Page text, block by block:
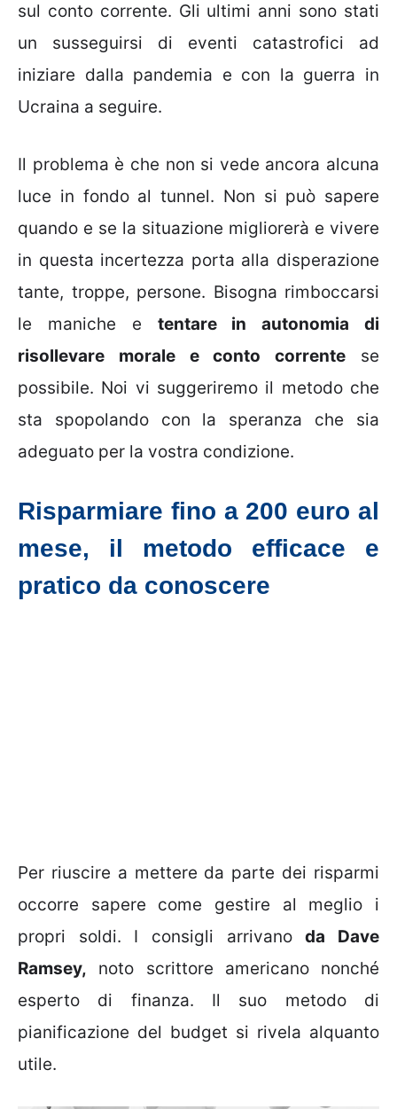
sul conto corrente. Gli ultimi anni sono stati
un susseguirsi di eventi catastrofici ad
iniziare dalla pandemia e con la guerra in
Ucraina a seguire.
Il problema è che non si vede ancora alcuna
luce in fondo al tunnel. Non si può sapere
quando e se la situazione migliorerà e vivere
in questa incertezza porta alla disperazione
tante, troppe, persone. Bisogna rimboccarsi
le maniche e tentare in autonomia di
risollevare morale e conto corrente se
possibile. Noi vi suggeriremo il metodo che
sta spopolando con la speranza che sia
adeguato per la vostra condizione.
Risparmiare fino a 200 euro al
mese, il metodo efficace e
pratico da conoscere
Per riuscire a mettere da parte dei risparmi
occorre sapere come gestire al meglio i
propri soldi. I consigli arrivanoda Dave
Ramsey, noto scrittore americano nonché
esperto di finanza. Il suo metodo di
pianificazione del budget si rivela alquanto
utile.